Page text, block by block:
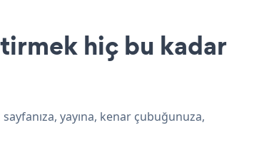
hiç bu kadar
yayına, kenar çubuğunuza,